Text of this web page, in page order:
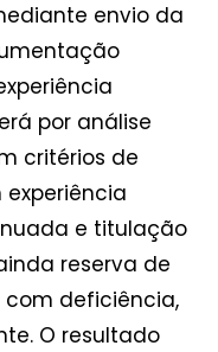
envio da
por análise
critérios de
e titulação
reserva de
com deficiência,
O resultado